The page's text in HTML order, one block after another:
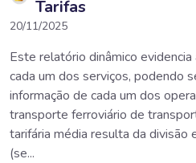
Tarifas
20/11/2025
Este relatório dinâmico
cada um dos serviços, podendo
informação de cada um dos
transporte ferroviário de
tarifária média resulta da divisão
(se...